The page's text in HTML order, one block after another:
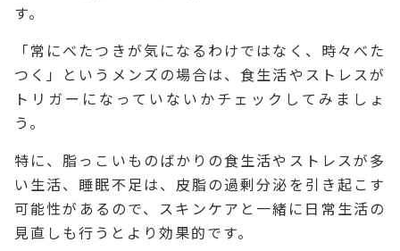
す。
「常にべたつきが気になるわけではなく、時々べた
つく」というメンズの場合は、食生活やストレスが
トリガーになっていないかチェックしてみましょ
う。
特に、脂っこいものばかりの食生活やストレスが多
い生活、睡眠不足は、皮脂の過剰分泌を引き起こす
可能性があるので、スキンケアと一緒に日常生活の
見直しも行うとより効果的です。